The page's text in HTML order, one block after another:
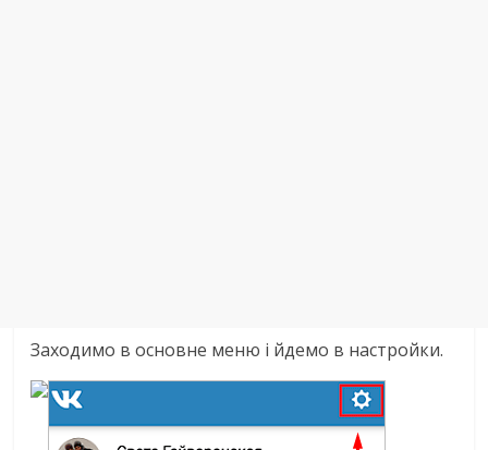
Заходимо в основне меню і йдемо в настройки.